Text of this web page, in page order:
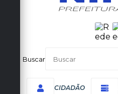
Buscar
CIDADÃO